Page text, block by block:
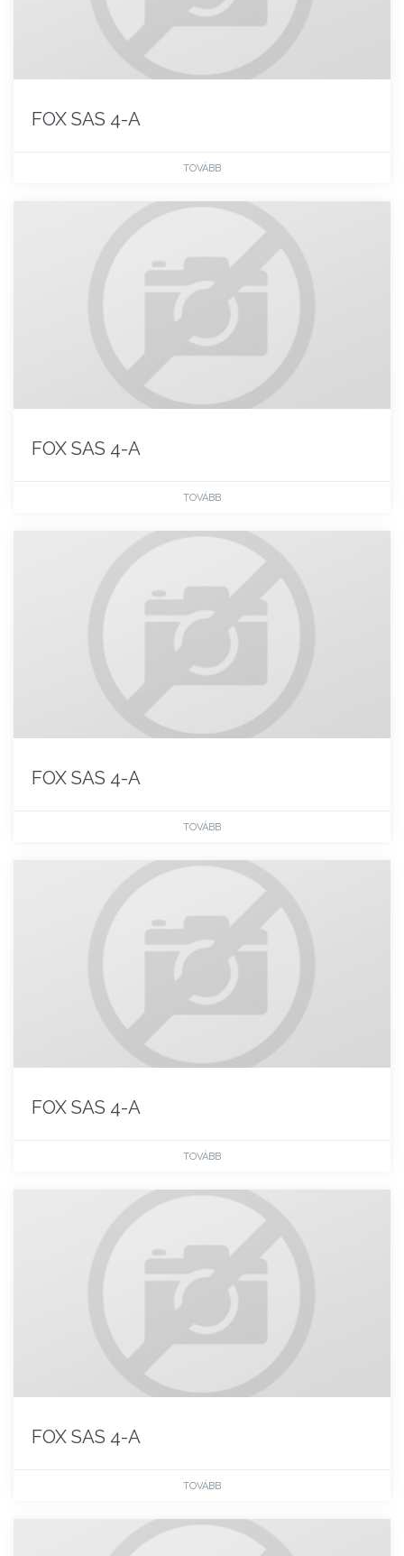
FOX SAS 4-A
TOVÁBB
FOX SAS 4-A
TOVÁBB
FOX SAS 4-A
TOVÁBB
FOX SAS 4-A
TOVÁBB
FOX SAS 4-A
TOVÁBB